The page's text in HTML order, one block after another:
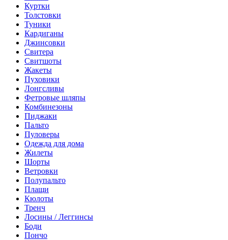
Куртки
Толстовки
Туники
Кардиганы
Джинсовки
Свитера
Свитшоты
Жакеты
Пуховики
Лонгсливы
Фетровые шляпы
Комбинезоны
Пиджаки
Пальто
Пуловеры
Одежда для дома
Жилеты
Шорты
Ветровки
Полупальто
Плащи
Кюлоты
Тренч
Лосины / Леггинсы
Боди
Пончо